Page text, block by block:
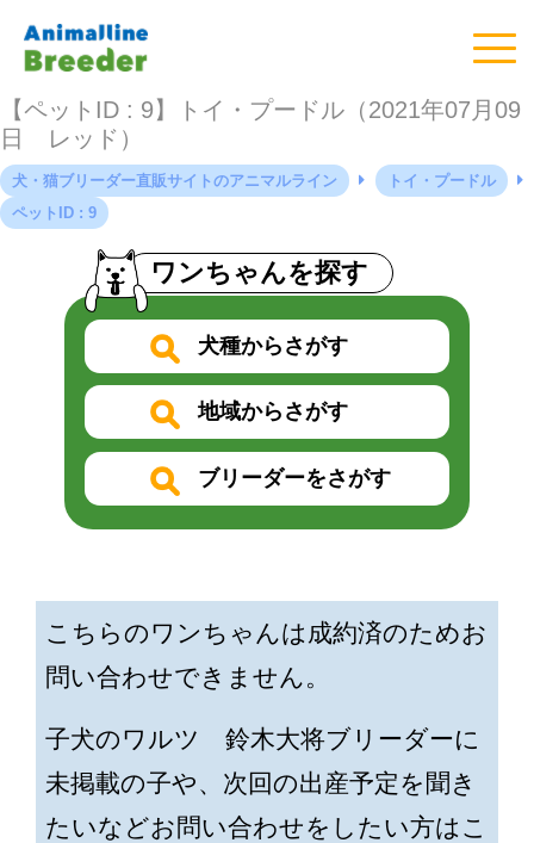
【ペットID : 9】トイ・プードル（2021年07月09
日 レッド）
犬・猫ブリーダー直販サイトのアニマルライン
トイ・プードル
ペットID : 9
ワンちゃんを探す
犬種からさがす
地域からさがす
ブリーダーをさがす
こちらのワンちゃんは成約済のためお
問い合わせできません。
子犬のワルツ 鈴木大将ブリーダーに
未掲載の子や、次回の出産予定を聞き
たいなどお問い合わせをしたい方はこ